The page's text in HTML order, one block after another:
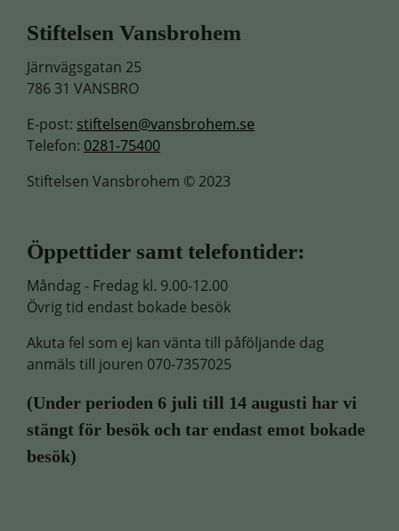
Stiftelsen Vansbrohem
Järnvägsgatan 25
786 31 VANSBRO
E-post: stiftelsen@vansbrohem.se
Telefon: 0281-75400
Stiftelsen Vansbrohem © 2023
Öppettider samt telefontider:
Måndag - Fredag kl. 9.00-12.00
Övrig tid endast bokade besök
Akuta fel som ej kan vänta till påföljande dag
anmäls till jouren 070-7357025
(Under perioden 6 juli till 14 augusti har vi
stängt för besök och tar endast emot bokade
besök)